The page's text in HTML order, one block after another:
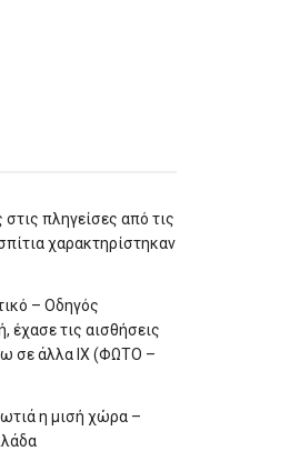
πληγείσες από τις
χαρακτηρίστηκαν
– Οδηγός
τις αισθήσεις
σε άλλα ΙΧ (ΦΩΤΟ –
η μισή χώρα –